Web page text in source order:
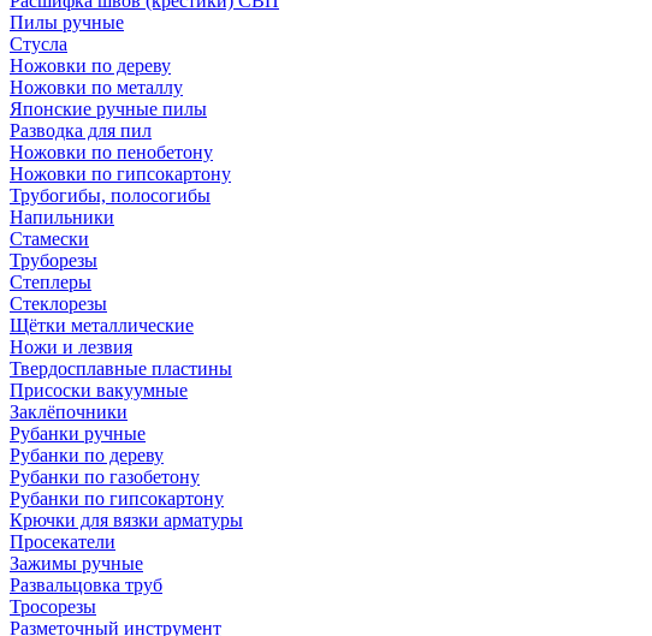
Пилы ручные
Стусла
Ножовки по дереву
Ножовки по металлу
Японские ручные пилы
Разводка для пил
Ножовки по пенобетону
Ножовки по гипсокартону
Трубогибы, полосогибы
Напильники
Стамески
Труборезы
Степлеры
Стеклорезы
Щётки металлические
Ножи и лезвия
Твердосплавные пластины
Присоски вакуумные
Заклёпочники
Рубанки ручные
Рубанки по дереву
Рубанки по газобетону
Рубанки по гипсокартону
Крючки для вязки арматуры
Просекатели
Зажимы ручные
Развальцовка труб
Тросорезы
Разметочный инструмент